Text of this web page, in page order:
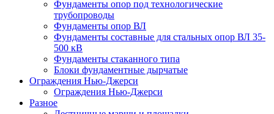
Фундаменты опор под технологические
трубопроводы
Фундаменты опор ВЛ
Фундаменты составные для стальных опор ВЛ 35-
500 кВ
Фундаменты стаканного типа
Блоки фундаментные дырчатые
Ограждения Нью-Джерси
Ограждения Нью-Джерси
Разное